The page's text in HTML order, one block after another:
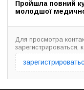
Пройшла повний
молодшої
Для просмотра
зарегистрироваться,